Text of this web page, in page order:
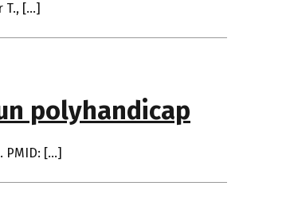
T., […]
polyhandicap
PMID: […]